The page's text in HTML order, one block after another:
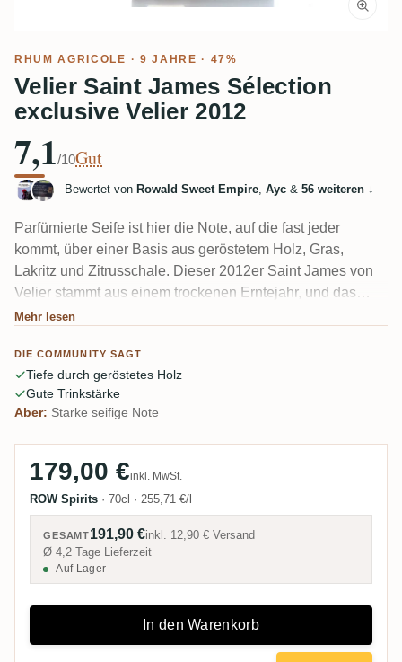
RHUM AGRICOLE · 9 JAHRE · 47%
Velier Saint James Sélection
exclusive Velier 2012
7,1/10Gut
Bewertet von Rowald Sweet Empire, Ayc & 56 weiteren ↓
Parfümierte Seife ist hier die Note, auf die fast jeder
kommt, über einer Basis aus geröstetem Holz, Gras,
Lakritz und Zitrusschale. Dieser 2012er Saint James von
Velier stammt aus einem trockenen Erntejahr, und das
merkt man: holzig, würzig, medizinisch, ein wenig
faszinierend, andere nennen sie einen Fehler, den sie
nicht überwinden können. Spaltet die Meinungen und zeigt
nicht die süße Seite des Agricole.
Mehr lesen
DIE COMMUNITY SAGT
Tiefe durch geröstetes Holz
Gute Trinkstärke
Aber: Starke seifige Note
179,00 €inkl. MwSt.
ROW Spirits · 70cl · 255,71 €/l
GESAMT191,90 €inkl. 12,90 € Versand
Ø 4,2 Tage Lieferzeit
Auf Lager
In den Warenkorb